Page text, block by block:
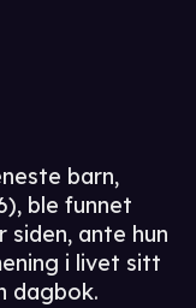
barn,
ble funnet
ante hun
i livet sitt
dagbok.